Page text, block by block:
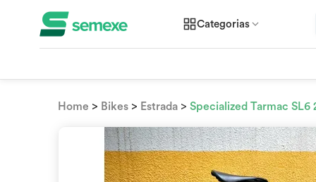
Categorias
Home > Bikes > Estrada >Specialized Tarmac SL6